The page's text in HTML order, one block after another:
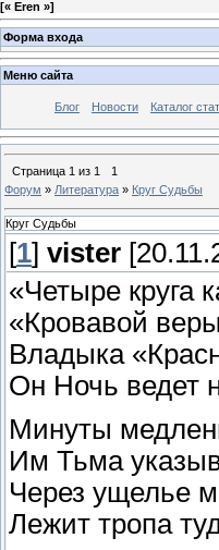
[« Eren »]
Форма входа
Меню сайта
Блог Новости Каталог
Страница 1 из 1
1
Форум » Литература » Круг Судьбы
Круг Судьбы
[1] vister
«Четыре круга
«Кровавой
Владыка
Он Ночь ведет
Минуты
Им Тьма
Через ущелье
Лежит тропа